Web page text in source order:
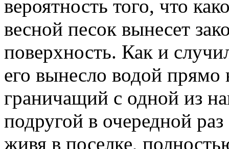
вероятность того, что
весной песок вынесет
поверхность. Как и
его вынесло водой прямо
граничащий с одной из
подругой в очередной
живя в поселке,